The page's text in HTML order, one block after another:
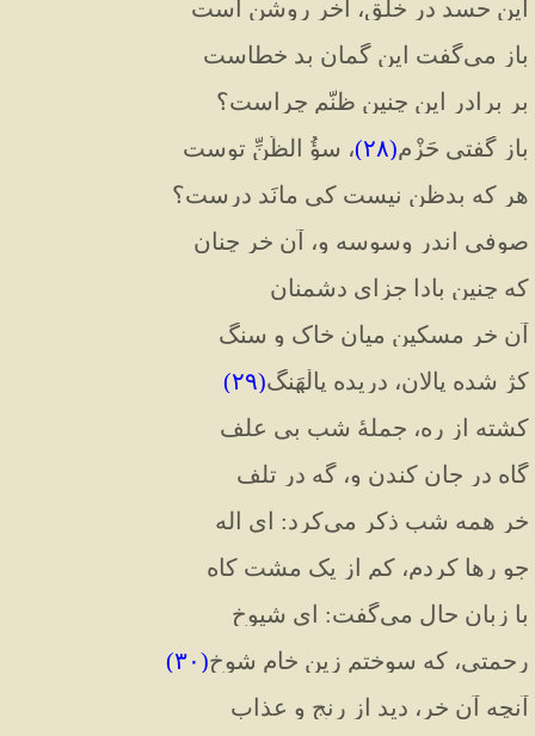
این حسد در خلق، آخر روشن است
باز میگفت این گمان بد خطاست
بر برادر این چنین ظنّم چراست؟
باز گفتی حَزْم(۲۸)، سؤُ الظَّنِّ توست
هر که بدظن نیست کی مانَد درست؟
صوفی اندر وسوسه و، آن خر چنان
که چنین بادا جزای دشمنان
آن خر مسکین میان خاک و سنگ
کژ شده پالان، دریده پالْهَنگ(۲۹)
کشته از ره، جملهٔ شب بی علف
گاه در جان کندن و، گه در تلف
خر همه شب ذکر میکرد: ای اله
جو رها کردم، کم از یک مشت کاه
با زبان حال میگفت: ای شیوخ
رحمتی، که سوختم زین خامِ شوخ(۳۰)
آنچه آن خر، دید از رنج و عذاب